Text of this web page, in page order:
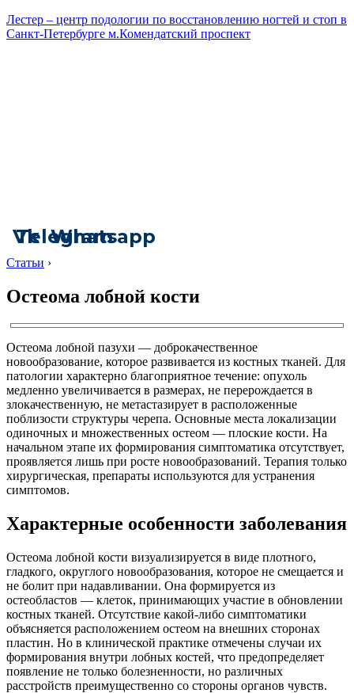
Лестер – центр подологии по восстановлению ногтей и стоп в
Санкт-Петербурге м.Комендатский проспект
Vk
Telegram
Whatsapp
Статьи ›
Остеома лобной кости
Остеома лобной пазухи — доброкачественное
новообразование, которое развивается из костных тканей. Для
патологии характерно благоприятное течение: опухоль
медленно увеличивается в размерах, не перерождается в
злокачественную, не метастазирует в расположенные
поблизости структуры черепа. Основные места локализации
одиночных и множественных остеом — плоские кости. На
начальном этапе их формирования симптоматика отсутствует,
проявляется лишь при росте новообразований. Терапия только
хирургическая, препараты используются для устранения
симптомов.
Характерные особенности заболевания
Остеома лобной кости визуализируется в виде плотного,
гладкого, округлого новообразования, которое не смещается и
не болит при надавливании. Она формируется из
остеобластов — клеток, принимающих участие в обновлении
костных тканей. Отсутствие какой-либо симптоматики
объясняется расположением остеом на внешних сторонах
пластин. Но в клинической практике отмечены случаи их
формирования внутри лобных костей, что предопределяет
появление не только болезненности, но различных
расстройств преимущественно со стороны органов чувств.